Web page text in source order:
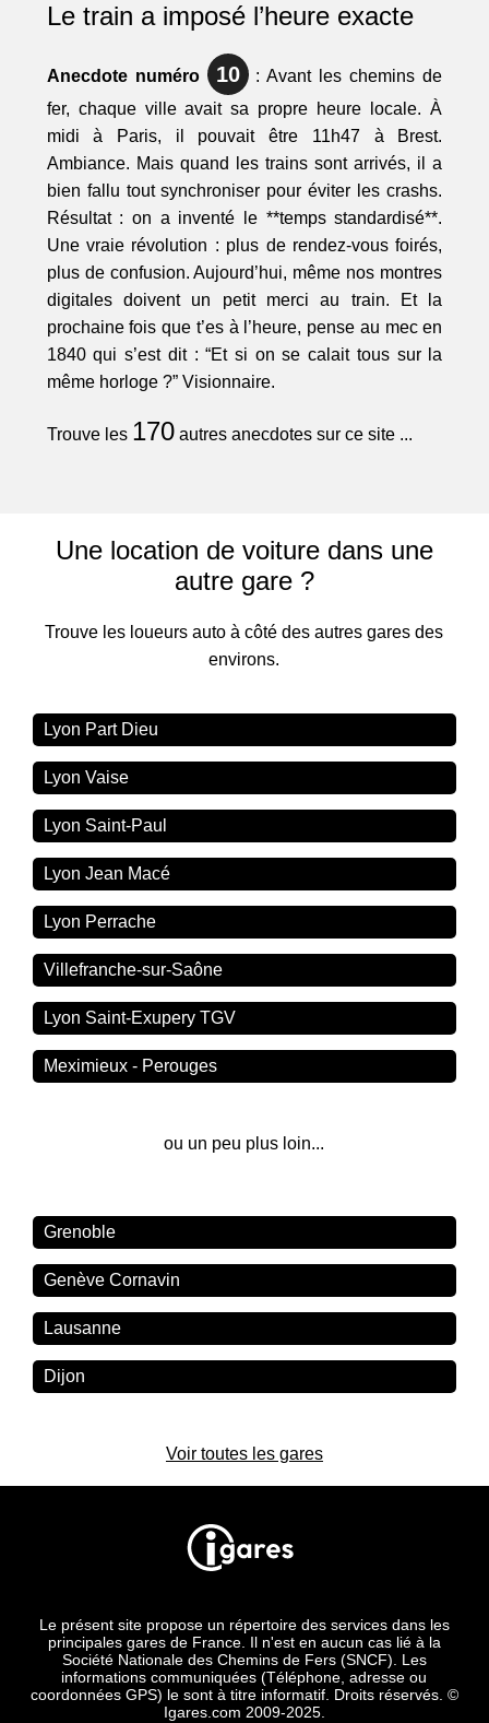
Le train a imposé l’heure exacte
Anecdote numéro 10 : Avant les chemins de
fer, chaque ville avait sa propre heure locale. À
midi à Paris, il pouvait être 11h47 à Brest.
Ambiance. Mais quand les trains sont arrivés, il a
bien fallu tout synchroniser pour éviter les crashs.
Résultat : on a inventé le **temps standardisé**.
Une vraie révolution : plus de rendez-vous foirés,
plus de confusion. Aujourd’hui, même nos montres
digitales doivent un petit merci au train. Et la
prochaine fois que t’es à l’heure, pense au mec en
1840 qui s’est dit : “Et si on se calait tous sur la
même horloge ?” Visionnaire.
Trouve les 170autres anecdotes sur ce site ...
Une location de voiture dans une
autre gare ?
Trouve les loueurs auto à côté des autres gares des
environs.
Lyon Part Dieu
Lyon Vaise
Lyon Saint-Paul
Lyon Jean Macé
Lyon Perrache
Villefranche-sur-Saône
Lyon Saint-Exupery TGV
Meximieux - Perouges
ou un peu plus loin...
Grenoble
Genève Cornavin
Lausanne
Dijon
Voir toutes les gares
Le présent site propose un répertoire des services dans les
principales gares de France. Il n'est en aucun cas lié à la
Société Nationale des Chemins de Fers (SNCF). Les
informations communiquées (Téléphone, adresse ou
coordonnées GPS) le sont à titre informatif. Droits réservés. ©
Igares.com 2009-2025.